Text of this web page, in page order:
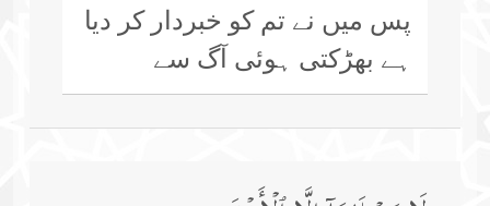
پس میں نے تم کو خبردار کر دیا
ہے بھڑکتی ہوئی آگ سے